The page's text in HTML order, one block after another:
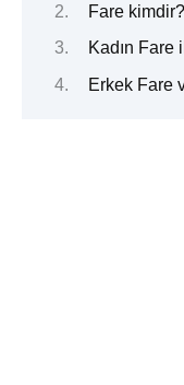
Fare kimdir?
Kadın Fare
Erkek Fare